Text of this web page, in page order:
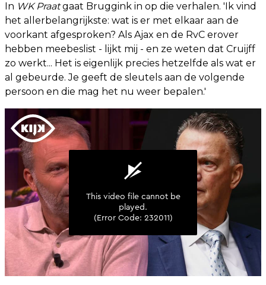
In WK Praatgaat Bruggink in op die verhalen. 'Ik vind
het allerbelangrijkste: wat is er met elkaar aan de
voorkant afgesproken? Als Ajax en de RvC erover
hebben meebeslist - lijkt mij - en ze weten dat Cruijff
zo werkt... Het is eigenlijk precies hetzelfde als wat er
al gebeurde. Je geeft de sleutels aan de volgende
persoon en die mag het nu weer bepalen.'